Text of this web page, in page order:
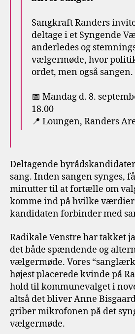
Sangkraft Randers
deltage i et Syngende
anderledes og
vælgermøde, hvor
ordet, men også
📅 Mandag d. 8.
18.00
📍 Loungen, Randers
Deltagende
sang. Inden sangen synges,
minutter til at fortælle om
komme ind på hvilke
kandidaten forbinder med
Radikale Venstre har takket
det både spændende og
vælgermøde. Vores
højest placerede kvinde på
hold til kommunevalget i
altså det bliver Anne
griber mikrofonen på det
vælgermøde.